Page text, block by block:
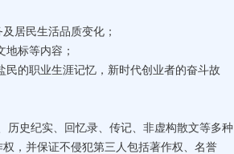
居民生活品质变化；
标等内容；
的职业生涯记忆，新时代创业者的奋斗故
史纪实、回忆录、传记、非虚构散文等多种
，并保证不侵犯第三人包括著作权、名誉